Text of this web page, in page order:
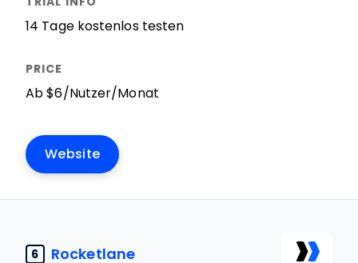
14 Tage kostenlos testen
Ab $6/Nutzer/Monat
Website
6 Rocketlane